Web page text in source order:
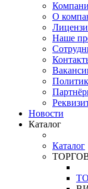
О
Наше
Новости
Каталог
Каталог